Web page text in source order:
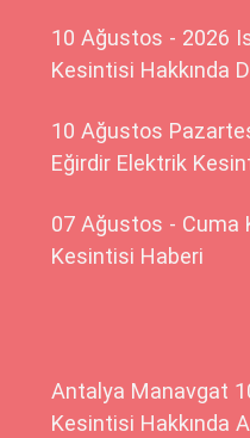
10 Ağustos - 2026
Kesintisi Hakkında
10 Ağustos
Eğirdir Elektrik
07 Ağustos - Cuma
Kesintisi Haberi
Antalya Manavgat
Kesintisi Hakkında